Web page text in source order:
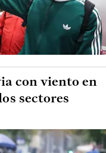
con viento en
sectores